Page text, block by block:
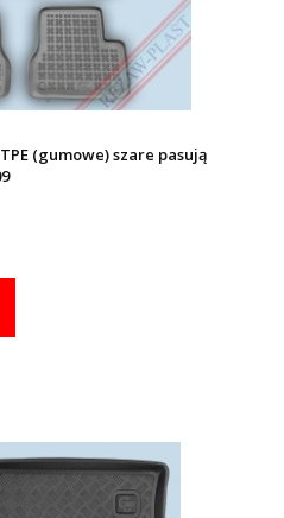
(gumowe) szare pasują